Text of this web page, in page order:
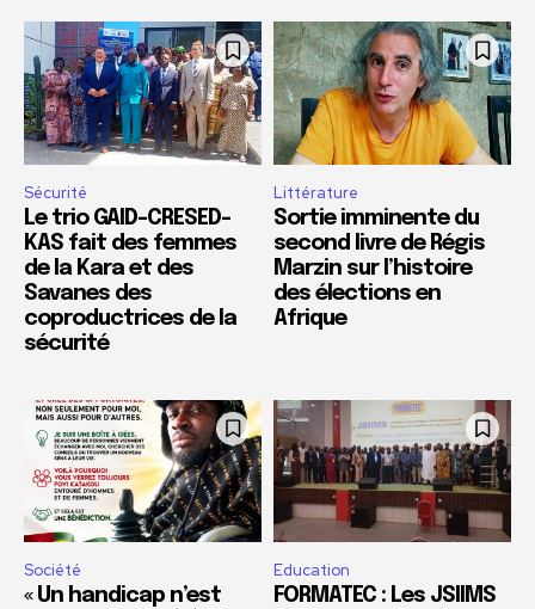
Sécurité
Le trio GAID-CRESED-
KAS fait des femmes
de la Kara et des
Savanes des
coproductrices de la
sécurité
Littérature
Sortie imminente du
second livre de Régis
Marzin sur l’histoire
des élections en
Afrique
Société
« Un handicap n’est
Education
FORMATEC : Les JSIIMS